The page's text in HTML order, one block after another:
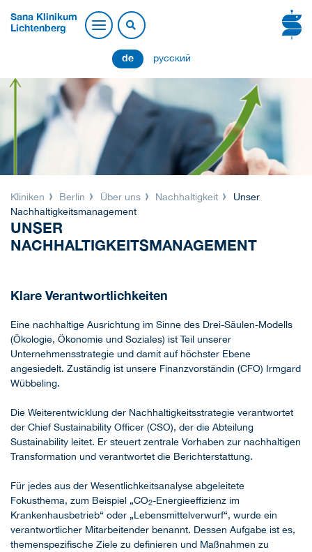
Sana Klinikum
Lichtenberg
de русский
Kliniken Berlin Über uns Nachhaltigkeit
Unser
Nachhaltigkeitsmanagement
UNSER
NACHHALTIGKEITSMANAGEMENT
Klare Verantwortlichkeiten
Eine nachhaltige Ausrichtung im Sinne des Drei-Säulen-Modells
(Ökologie, Ökonomie und Soziales) ist Teil unserer
Unternehmensstrategie und damit auf höchster Ebene
angesiedelt. Zuständig ist unsere Finanzvorständin (CFO) Irmgard
Wübbeling.
Die Weiterentwicklung der Nachhaltigkeitsstrategie verantwortet
der Chief Sustainability Officer (CSO), der die Abteilung
Sustainability leitet. Er steuert zentrale Vorhaben zur nachhaltigen
Transformation und verantwortet die Berichterstattung.
Für jedes aus der Wesentlichkeitsanalyse abgeleitete
Fokusthema, zum Beispiel „CO2-Energieeffizienz im
Krankenhausbetrieb“ oder „Lebensmittelverwurf“, wurde ein
verantwortlicher Mitarbeitender benannt. Dessen Aufgabe ist es,
themenspezifische Ziele zu definieren und Maßnahmen zu